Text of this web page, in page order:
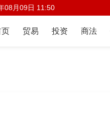
08月09日 11:50
页 贸易 投资 商法